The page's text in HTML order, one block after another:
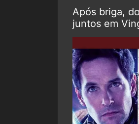
Após briga,
juntos em